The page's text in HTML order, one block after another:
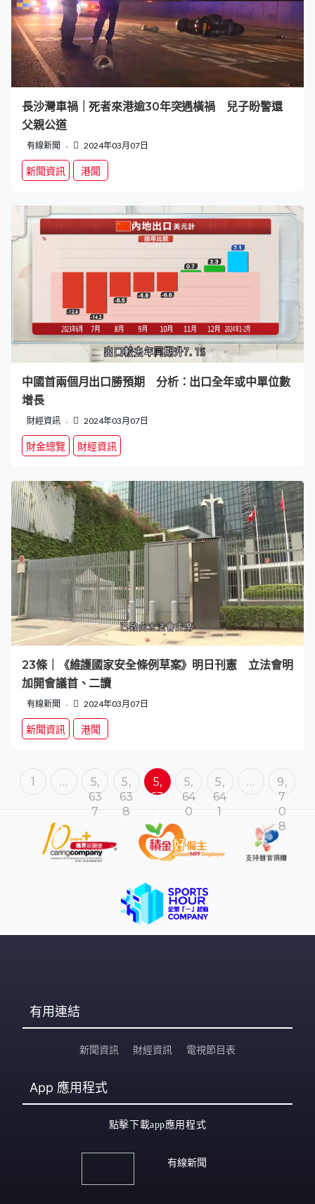
長沙灣車禍｜死者來港逾30年突遇橫禍 兒子盼警還
父親公道
有線新聞 2024年03月07日
新聞資訊 港聞
中國首兩個月出口勝預期 分析：出口全年或中單位數
增長
財經資訊 2024年03月07日
財金總覽 財經資訊
23條｜《維護國家安全條例草案》明日刊憲 立法會明
加開會議首、二讀
有線新聞 2024年03月07日
新聞資訊 港聞
1 …
5,
63
7
5,
63
8
5,
63
5,
64
0
5,
64
1
…
9,
7
0
8
有用連結
新聞資訊 財經資訊 電視節目表
App 應用程式
點擊下載app應用程式
有線新聞